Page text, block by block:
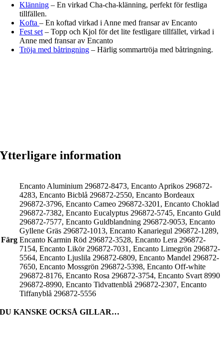
Klänning – En virkad Cha-cha-klänning, perfekt för festliga
tillfällen.
Kofta– En koftad virkad i Anne med fransar av Encanto
Fest set – Topp och Kjol för det lite festligare tillfället, virkad i
Anne med fransar av Encanto
Tröja med båtringning – Härlig sommartröja med båtringning.
Ytterligare information
Färg
Encanto Aluminium 296872-8473, Encanto Aprikos 296872-
4283, Encanto Bicblå 296872-2550, Encanto Bordeaux
296872-3796, Encanto Cameo 296872-3201, Encanto Choklad
296872-7382, Encanto Eucalyptus 296872-5745, Encanto Guld
296872-7577, Encanto Guldblandning 296872-9053, Encanto
Gyllene Gräs 296872-1013, Encanto Kanariegul 296872-1289,
Encanto Karmin Röd 296872-3528, Encanto Lera 296872-
7154, Encanto Likör 296872-7031, Encanto Limegrön 296872-
5564, Encanto Ljuslila 296872-6809, Encanto Mandel 296872-
7650, Encanto Mossgrön 296872-5398, Encanto Off-white
296872-8176, Encanto Rosa 296872-3754, Encanto Svart 8990
296872-8990, Encanto Tidvattenblå 296872-2307, Encanto
Tiffanyblå 296872-5556
DU KANSKE OCKSÅ GILLAR…